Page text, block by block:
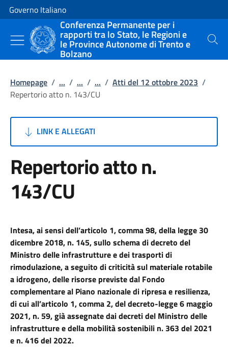
Vai al contenuto
Vai alla navigazione del sito
Governo Italiano
Conferenza Permanente per i
rapporti tra lo Stato, le Regioni e
le Province Autonome di Trento e
Bolzano
Cerca
Homepage / ... / ... / ... / Atti del 12 ottobre 2023 /
Repertorio atto n. 143/CU
LINK E ALLEGATI
Repertorio atto n.
143/CU
Intesa, ai sensi dell’articolo 1, comma 98, della legge 30
dicembre 2018, n. 145, sullo schema di decreto del
Ministro delle infrastrutture e dei trasporti di
rimodulazione, a seguito di criticità sul materiale rotabile
a idrogeno, delle risorse previste dal Fondo
complementare al Piano nazionale di ripresa e resilienza,
di cui all’articolo 1, comma 2, del decreto-legge 6 maggio
2021, n. 59, già assegnate dai decreti del Ministro delle
infrastrutture e della mobilità sostenibili n. 363 del 2021
e n. 416 del 2022.